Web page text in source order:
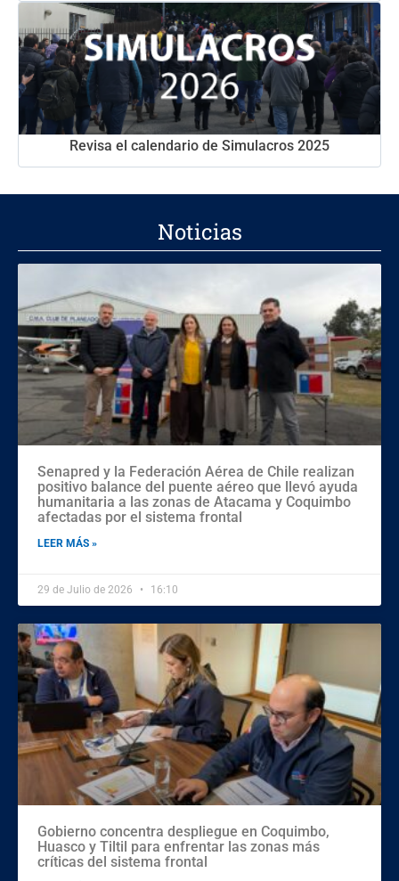
Revisa el calendario de Simulacros 2025
Noticias
Senapred y la Federación Aérea de Chile realizan
positivo balance del puente aéreo que llevó ayuda
humanitaria a las zonas de Atacama y Coquimbo
afectadas por el sistema frontal
LEER MÁS »
29 de Julio de 2026 16:10
Gobierno concentra despliegue en Coquimbo,
Huasco y Tiltil para enfrentar las zonas más
críticas del sistema frontal